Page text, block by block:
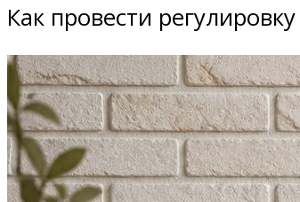
Как провести